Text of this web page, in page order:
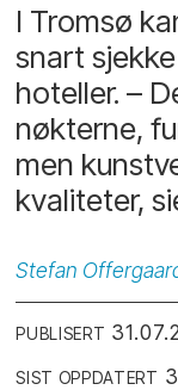
I Tromsø
snart
hoteller. –
nøkterne,
men
kvaliteter,
Stefan
PUBLISERT
SIST OPPDATERT